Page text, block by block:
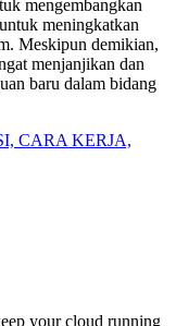
mengembangkan
meningkatkan
Meskipun demikian,
menjanjikan dan
baru dalam bidang
CARA KERJA,
your cloud running